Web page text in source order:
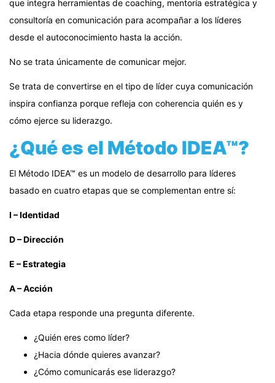
que integra herramientas de coaching, mentoría estratégica y
consultoría en comunicación para acompañar a los líderes
desde el autoconocimiento hasta la acción.
No se trata únicamente de comunicar mejor.
Se trata de convertirse en el tipo de líder cuya comunicación
inspira confianza porque refleja con coherencia quién es y
cómo ejerce su liderazgo.
¿Qué es el Método IDEA™?
El Método IDEA™ es un modelo de desarrollo para líderes
basado en cuatro etapas que se complementan entre sí:
I – Identidad
D – Dirección
E – Estrategia
A – Acción
Cada etapa responde una pregunta diferente.
¿Quién eres como líder?
¿Hacia dónde quieres avanzar?
¿Cómo comunicarás ese liderazgo?